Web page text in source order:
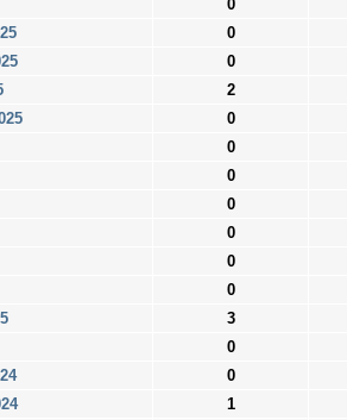
0
0
0
2
0
0
0
0
0
0
0
3
0
0
1